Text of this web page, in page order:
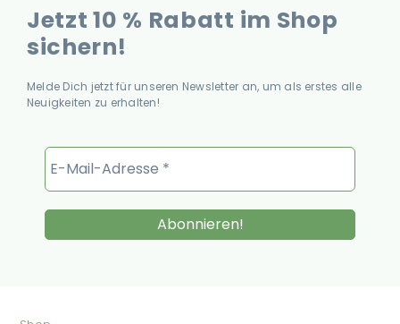
Jetzt 10 % Rabatt im Shop
sichern!
Melde Dich jetzt für unseren Newsletter an, um als erstes alle
Neuigkeiten zu erhalten!